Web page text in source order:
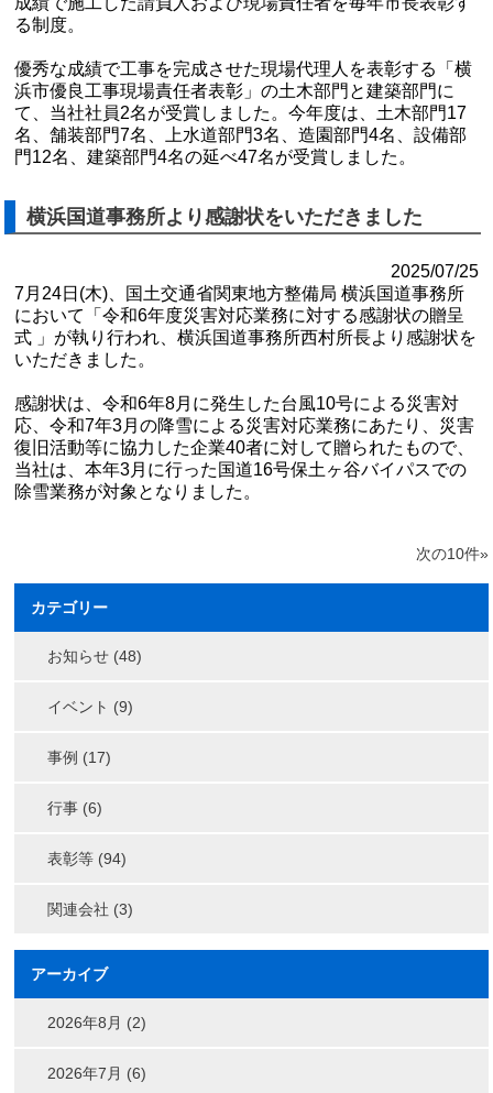
る制度。
優秀な成績で工事を完成させた現場代理人を表彰する「横
浜市優良工事現場責任者表彰」の土木部門と建築部門に
て、当社社員2名が受賞しました。今年度は、土木部門17
名、舗装部門7名、上水道部門3名、造園部門4名、設備部
門12名、建築部門4名の延べ47名が受賞しました。
横浜国道事務所より感謝状をいただきました
2025/07/25
7月24日(木)、国土交通省関東地方整備局 横浜国道事務所
において「令和6年度災害対応業務に対する感謝状の贈呈
式 」が執り行われ、横浜国道事務所西村所長より感謝状を
いただきました。
感謝状は、令和6年8月に発生した台風10号による災害対
応、令和7年3月の降雪による災害対応業務にあたり、災害
復旧活動等に協力した企業40者に対して贈られたもので、
当社は、本年3月に行った国道16号保土ヶ谷バイパスでの
除雪業務が対象となりました。
次の10件»
カテゴリー
お知らせ (48)
イベント (9)
事例 (17)
行事 (6)
表彰等 (94)
関連会社 (3)
アーカイブ
2026年8月 (2)
2026年7月 (6)